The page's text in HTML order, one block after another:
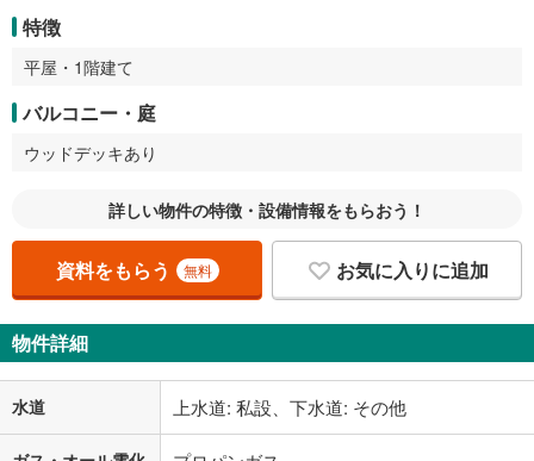
特徴
平屋・1階建て
バルコニー・庭
ウッドデッキあり
詳しい物件の特徴・設備情報をもらおう！
資料をもらう 無料 お気に入りに追加
物件詳細
水道 上水道: 私設、下水道: その他